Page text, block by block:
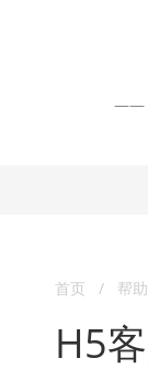
——
首页 / 帮
H5